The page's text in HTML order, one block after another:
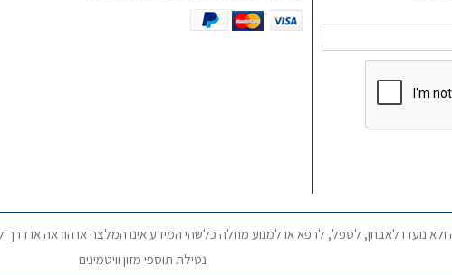
ולא נועדו לאבחן, לטפל, לרפא או למנוע מחלה כלשהי המידע אינו המלצה או הוראה או
נטילת תוספי מזון וויטמינים